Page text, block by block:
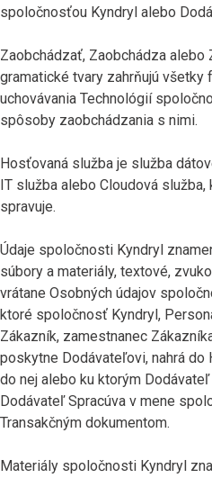
spoločnosťou Kyndryl alebo
Zaobchádzať, Zaobchádza alebo
gramatické tvary zahrňujú všetky
uchovávania Technológií
spôsoby zaobchádzania s nimi.
Hosťovaná služba je služba
IT služba alebo Cloudová
spravuje.
Údaje spoločnosti Kyndryl
súbory a materiály, textové,
vrátane Osobných údajov
ktoré spoločnosť Kyndryl,
Zákazník, zamestnanec
poskytne Dodávateľovi, nahrá
do nej alebo ku ktorým
Dodávateľ Spracúva v mene
Transakčným dokumentom.
Materiály spoločnosti Kyndryl